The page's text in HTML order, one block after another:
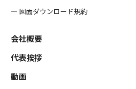
― 図面ダウンロード規約
会社概要
代表挨拶
動画